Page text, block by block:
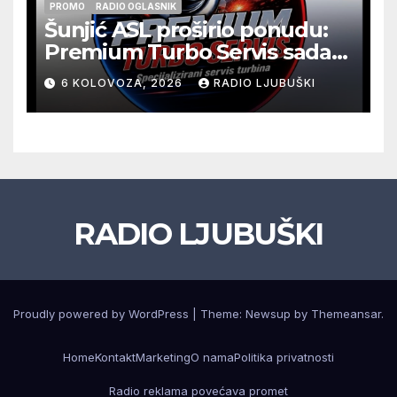
PROMO RADIO OGLASNIK
Šunjić ASL proširio ponudu:
Premium Turbo Servis sada
na jednoj adresi u Ljubuškom
6 KOLOVOZA, 2026 RADIO LJUBUŠKI
RADIO LJUBUŠKI
Proudly powered by WordPress Theme: Newsup by Themeansar.
HomeKontaktMarketingO namaPolitika privatnosti
Radio reklama povećava promet